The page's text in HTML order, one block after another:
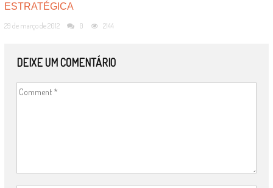
ESTRATÉGICA
29 de março de 2012 0 2144
DEIXE UM COMENTÁRIO